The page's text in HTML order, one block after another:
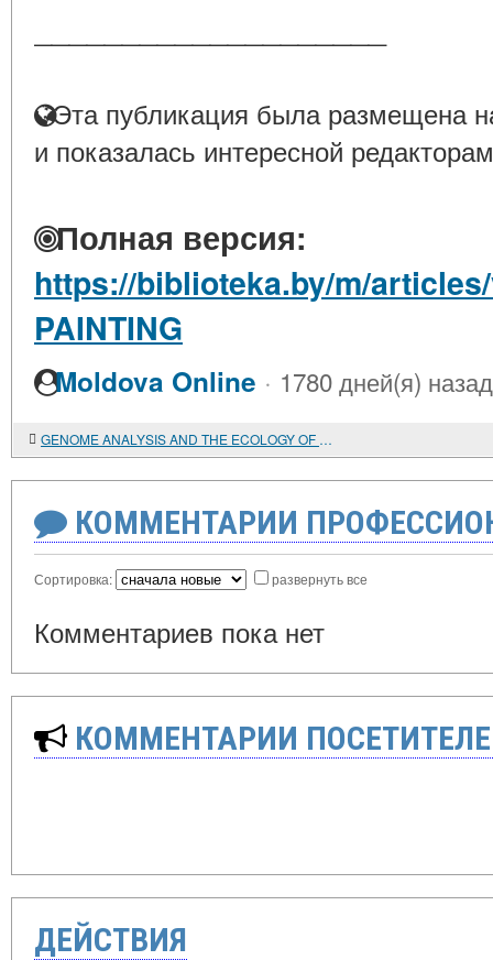
Эта публикация была размещена
и показалась интересной
Полная версия:
https://biblioteka.by/m/
PAINTING
Moldova Online · 1780 дней(я) назад
GENOME ANALYSIS AND THE ECOLOGY OF MICROORGANISMS
КОММЕНТАРИИ
Сортировка: развернуть все
Комментариев пока нет
КОММЕНТАРИИ
ДЕЙСТВИЯ